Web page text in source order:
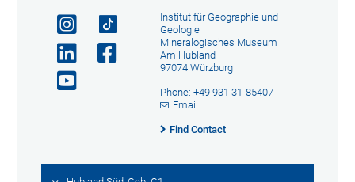
Institut für Geographie und
Geologie
Mineralogisches Museum
Am Hubland
97074 Würzburg
Phone: +49 931 31-85407
Email
Find Contact